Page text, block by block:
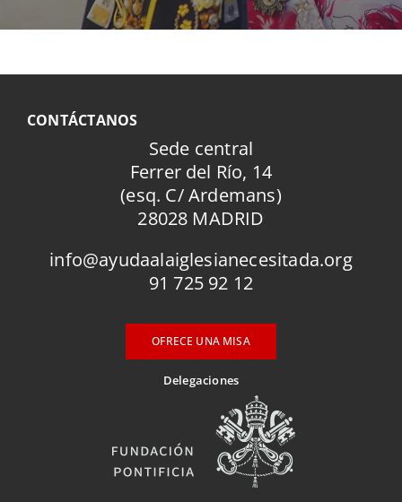
CONTÁCTANOS
Sede central
Ferrer del Río, 14
(esq. C/ Ardemans)
28028 MADRID
info@ayudaalaiglesianecesitada.org
91 725 92 12
OFRECE UNA MISA
Delegaciones